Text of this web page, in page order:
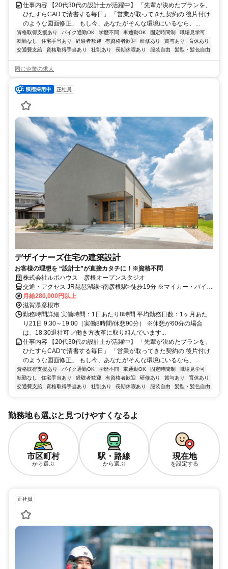
仕事内容 【20代30代の設計士が活躍中】 「先輩が決めたプランを、
ひたすらCADで清書する毎日」 「営業が取ってきた契約の 後片付け
のような図面修正」 もし今、あなたがそんな環境にいるなら、...
資格取得支援あり バイク通勤OK 学歴不問 車通勤OK 固定時間制
職場見学可
転勤なし
住宅手当あり 経験者歓迎 有資格者歓迎 研修あり 賞与あり
育休あり
交通費支給
資格取得手当あり 社割あり 長期休暇あり 服装自由 髪型・髪色自由
同じ企業の求人
正社員
デザイナーズ住宅の建築設計
お客様の理想を “設計士”が直接カタチに！※資格不問
株式会社ルポハウス 彦根オープンスタジオ
交通・アクセス JR琵琶湖線<南彦根駅>徒歩19分 ※マイカー・バイ
ク・自転車通勤OK！(駐車場有)
月給280,000円以上
滋賀県彦根市
勤務時間詳細 実働時間：1日あたり8時間 平均勤務日数：1ヶ月あた
り21日 9:30～19:00（実働8時間/休憩90分） ※休憩が60分の場合
は、18:30退社可 ✅働き方改革に取り組んでいます...
仕事内容 【20代30代の設計士が活躍中】 「先輩が決めたプランを、
ひたすらCADで清書する毎日」 「営業が取ってきた契約の 後片付け
のような図面修正」 もし今、あなたがそんな環境にいるなら、...
資格取得支援あり バイク通勤OK 学歴不問 車通勤OK 固定時間制
職場見学可
転勤なし
住宅手当あり 経験者歓迎 有資格者歓迎 研修あり 賞与あり
育休あり
交通費支給
資格取得手当あり 社割あり 長期休暇あり 服装自由 髪型・髪色自由
勤務地も選ぶと見つけやすくなるよ
市区町村
から選ぶ
駅・路線
から選ぶ
現在地
を設定する
正社員